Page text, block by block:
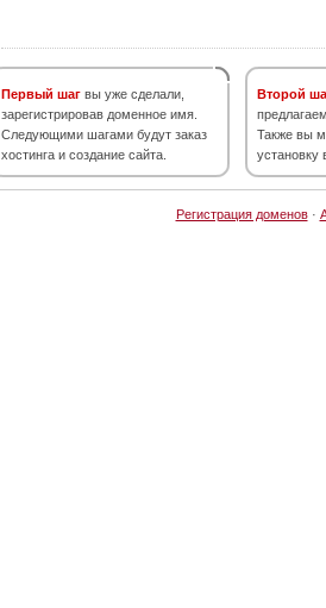
Первый шаг вы уже сделали,
зарегистрировав доменное имя.
Следующими шагами будут заказ
хостинга и создание сайта.
Второй
Также вы
установку
Регистрация доменов·